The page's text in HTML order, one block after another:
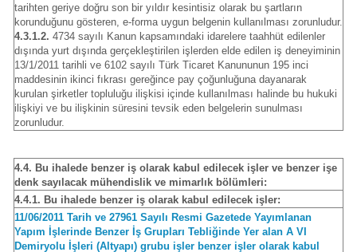
tarihten geriye doğru son bir yıldır kesintisiz olarak bu şartların
korunduğunu gösteren, e-forma uygun belgenin kullanılması zorunludur.
4.3.1.2. 4734 sayılı Kanun kapsamındaki idarelere taahhüt edilenler
dışında yurt dışında gerçekleştirilen işlerden elde edilen iş deneyiminin
13/1/2011 tarihli ve 6102 sayılı Türk Ticaret Kanununun 195 inci
maddesinin ikinci fıkrası gereğince pay çoğunluğuna dayanarak
kurulan şirketler topluluğu ilişkisi içinde kullanılması halinde bu hukuki
ilişkiyi ve bu ilişkinin süresini tevsik eden belgelerin sunulması
zorunludur.
4.4. Bu ihalede benzer iş olarak kabul edilecek işler ve benzer işe
denk sayılacak mühendislik ve mimarlık bölümleri:
4.4.1. Bu ihalede benzer iş olarak kabul edilecek işler:
11/06/2011 Tarih ve 27961 Sayılı Resmi Gazetede Yayımlanan
Yapım İşlerinde Benzer İş Grupları Tebliğinde Yer alan A VI
Demiryolu İşleri (Altyapı) grubu işler benzer işler olarak kabul